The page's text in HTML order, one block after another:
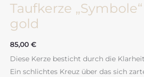
Taufkerze
gold
85,00 €
Diese Kerze besticht durch die
Ein schlichtes Kreuz über das sich